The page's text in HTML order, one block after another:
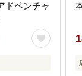
ドベンチャ